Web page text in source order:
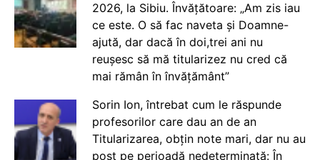
2026, la Sibiu. Învățătoare: „Am zis iau
ce este. O să fac naveta și Doamne-
ajută, dar dacă în doi,trei ani nu
reușesc să mă titularizez nu cred că
mai rămân în învățământ”
Sorin Ion, întrebat cum le răspunde
profesorilor care dau an de an
Titularizarea, obțin note mari, dar nu au
post pe perioadă nedeterminată: În